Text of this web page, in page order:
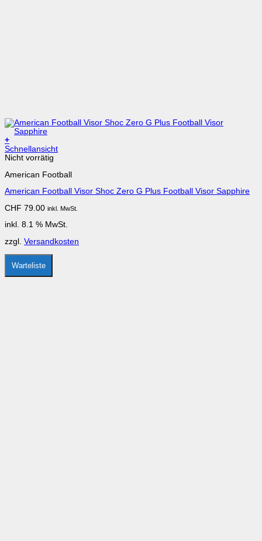
+
Schnellansicht
Nicht vorrätig
American Football
American Football Visor Shoc Zero G Plus Football Visor Sapphire
CHF 79.00 inkl. MwSt.
inkl. 8.1 % MwSt.
zzgl. Versandkosten
Warteliste